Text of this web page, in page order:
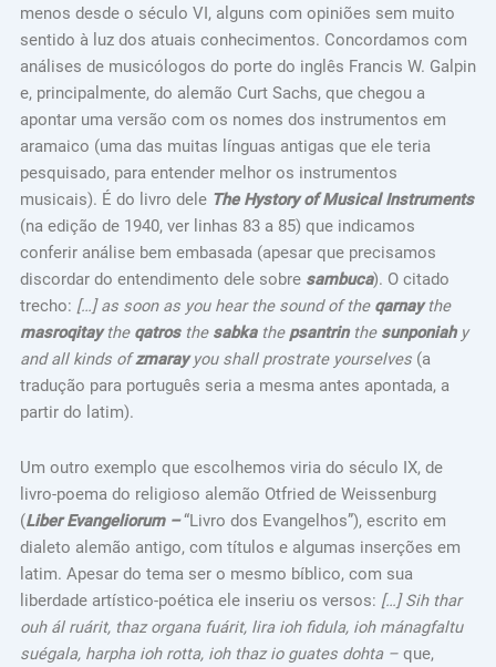
menos desde o século VI, alguns com opiniões sem muito
sentido à luz dos atuais conhecimentos. Concordamos com
análises de musicólogos do porte do inglês Francis W. Galpin
e, principalmente, do alemão Curt Sachs, que chegou a
apontar uma versão com os nomes dos instrumentos em
aramaico (uma das muitas línguas antigas que ele teria
pesquisado, para entender melhor os instrumentos
musicais). É do livro dele The Hystory of Musical Instruments
(na edição de 1940, ver linhas 83 a 85) que indicamos
conferir análise bem embasada (apesar que precisamos
discordar do entendimento dele sobre sambuca). O citado
trecho: […] as soon as you hear the sound of the qarnaythe
masroqitaythe qatrosthe sabkathe psantrinthe sunponiahy
and all kinds ofzmarayyou shall prostrate yourselves(a
tradução para português seria a mesma antes apontada, a
partir do latim).
Um outro exemplo que escolhemos viria do século IX, de
livro-poema do religioso alemão Otfried de Weissenburg
(Liber Evangeliorum –“Livro dos Evangelhos”), escrito em
dialeto alemão antigo, com títulos e algumas inserções em
latim. Apesar do tema ser o mesmo bíblico, com sua
liberdade artístico-poética ele inseriu os versos: […] Sih thar
ouh ál ruárit, thaz organa fuárit, lira ioh fidula, ioh mánagfaltu
suégala, harpha ioh rotta, ioh thaz io guates dohta – que,